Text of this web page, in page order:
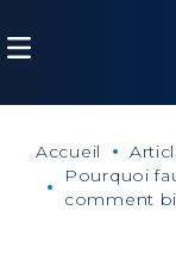
Accueil
Pourquoi
comment